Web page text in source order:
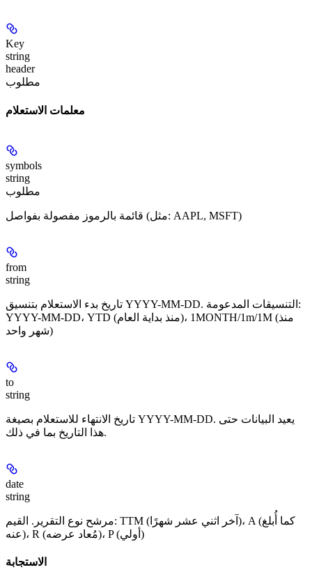
Key
string
header
مطلوب
معلمات الاستعلام
symbols
string
مطلوب
قائمة بالرموز مفصولة بفواصل (مثل: AAPL, MSFT)
from
string
تاريخ بدء الاستعلام بتنسيق YYYY-MM-DD. التنسيقات المدعومة:
YYYY-MM-DD، ‏YTD (منذ بداية العام)، ‏1MONTH/1m/1M (منذ
شهر واحد)
to
string
تاريخ الانتهاء للاستعلام بصيغة YYYY-MM-DD. يعيد البيانات حتى
هذا التاريخ بما في ذلك.
date
string
مرشح نوع التقرير. القيم: TTM (آخر اثني عشر شهرًا)، A (كما أُبلغ
عنه)، R (مُعاد عرضه)، P (أولي)
الاستجابة